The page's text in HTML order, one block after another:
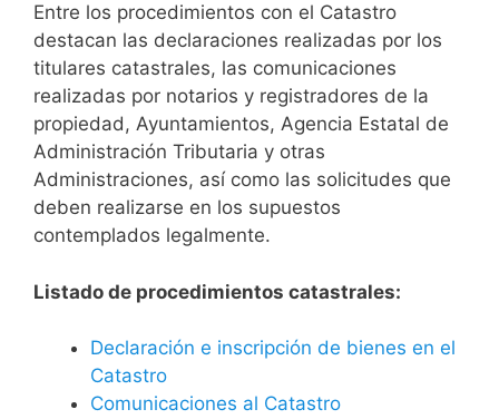
Entre los procedimientos con el Catastro
destacan las declaraciones realizadas por los
titulares catastrales, las comunicaciones
realizadas por notarios y registradores de la
propiedad, Ayuntamientos, Agencia Estatal de
Administración Tributaria y otras
Administraciones, así como las solicitudes que
deben realizarse en los supuestos
contemplados legalmente.
Listado de procedimientos catastrales:
Declaración e inscripción de bienes en el
Catastro
Comunicaciones al Catastro